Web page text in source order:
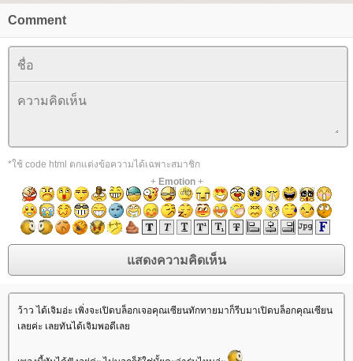
Comment
*ใช้ code html ตกแต่งข้อความได้เฉพาะสมาชิก
+ Emotion+
ว้าว ได้เจิมอ่ะ เพิ่งจะเปิดบล็อกเจอคุณเซียนทักทายมาก็รีบมาเปิดบล็อกคุณเซียน
เลยค่ะ เลยทันได้เจิมพอดีเล